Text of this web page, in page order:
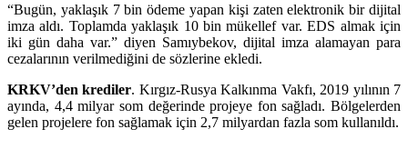
“Bugün, yaklaşık 7 bin ödeme yapan kişi zaten elektronik bir dijital
imza aldı. Toplamda yaklaşık 10 bin mükellef var. EDS almak için
iki gün daha var.” diyen Samıybekov, dijital imza alamayan para
cezalarının verilmediğini de sözlerine ekledi.
KRKV’den krediler. Kırgız-Rusya Kalkınma Vakfı, 2019 yılının 7
ayında, 4,4 milyar som değerinde projeye fon sağladı. Bölgelerden
gelen projelere fon sağlamak için 2,7 milyardan fazla som kullanıldı.